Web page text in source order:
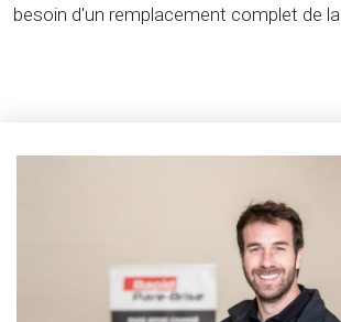
besoin d'un remplacement complet de la